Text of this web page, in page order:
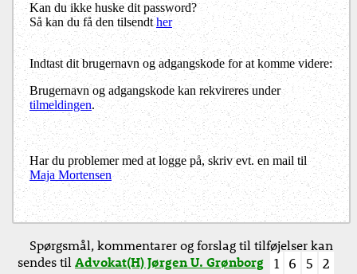
Kan du ikke huske dit password?
Så kan du få den tilsendther
Indtast dit brugernavn og adgangskode for at komme videre:
Brugernavn og adgangskode kan rekvireres under
tilmeldingen.
Har du problemer med at logge på, skriv evt. en mail til
Maja Mortensen
Spørgsmål, kommentarer og forslag til tilføjelser kan
sendes tilAdvokat(H) Jørgen U. Grønborg 1 6 5 2